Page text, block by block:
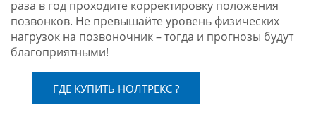
раза в год проходите корректировку положения
позвонков. Не превышайте уровень физических
нагрузок на позвоночник – тогда и прогнозы будут
благоприятными!
ГДЕ КУПИТЬ НОЛТРЕКС ?